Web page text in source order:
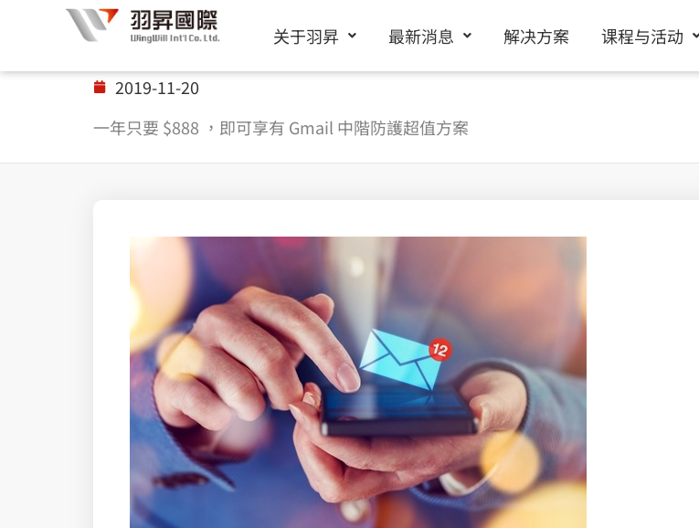
内
关于羽昇 最新消息 解决方案 课程与活动
2019-11-20
一年只要 $888 ，即可享有 Gmail 中階防護超值方案